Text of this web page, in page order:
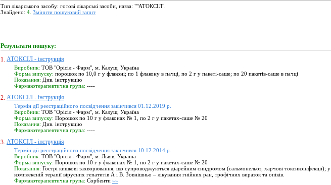
Тип лікарського засобу: готові лікарські засоби, назва: ""АТОКСІЛ".
Знайдено: 4. Змінити пошуковий запит
Результати пошуку:
1. АТОКСІЛ - інструкція
Виробник: ТОВ "Орісіл - Фарм", м. Калуш, Україна
Форма випуску: порошок по 10,0 г у флаконі; по 1 флакону в пачці, по 2 г у пакеті-саше; по 20 пакетів-саше в пачці
Показання: Див. інструкцію
Фармакотерапевтична група: ----
2. АТОКСІЛ - інструкція
Термін дії реєстраційного посвідчення закінчився 01.12.2019 р.
Виробник: ТОВ "Орісіл - Фарм", м. Калуш, Україна
Форма випуску: Порошок по 10 г у флаконах № 1, по 2 г у пакетах-саше № 20
Показання: Див. інструкцію
Фармакотерапевтична група: ----
3. АТОКСІЛ - інструкція
Термін дії реєстраційного посвідчення закінчився 10.12.2014 р.
Виробник: ТОВ "Орісіл - Фарм", м. Львів, Україна
Форма випуску: Порошок по 10 г у флаконах № 1, по 2 г у пакетах-саше № 20
Показання: Гострі кишкові захворювання, що супроводжуються діарейним синдромом (сальмонельоз, харчові токсикоінфекції); у
комплексній терапії вірусних гепатитів А і В. Зовнішньо – лікування гнійних ран, трофічних виразок та опіків.
Фармакотерапевтична група: Сорбенти »»